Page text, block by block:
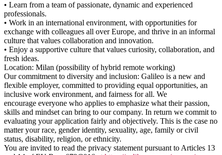
• Learn from a team of passionate, dynamic and experienced
professionals.
• Work in an international environment, with opportunities for
exchange with colleagues all over Europe, and thrive in an informal
culture that values collaboration and innovation.
• Enjoy a supportive culture that values curiosity, collaboration, and
fresh ideas.
Location: Milan (possibility of hybrid remote working)
Our commitment to diversity and inclusion: Galileo is a new and
flexible employer, committed to providing equal opportunities, an
inclusive work environment, and fairness for all. We
encourage everyone who applies to emphasize what their passion,
skills and mindset can bring to our company. In return we commit to
evaluating your application fairly and objectively. This is the case no
matter your race, gender identity, sexuality, age, family or civil
status, disability, religion, or ethnicity.
You are invited to read the privacy statement pursuant to Articles 13